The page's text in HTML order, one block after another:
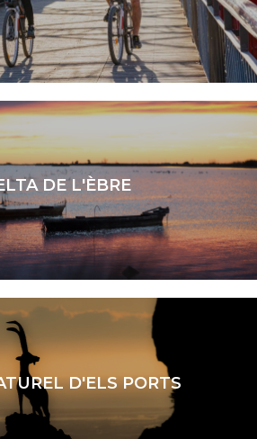
LIRE LA SUITE
DE L'ÈBRE
LIRE LA SUITE
D'ELS PORTS